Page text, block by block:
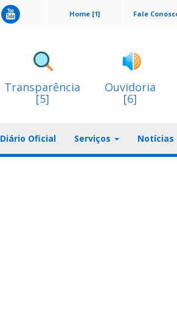
Fale
Home [1]
Transparência
[5]
Ouvidoria
[6]
Diário Oficial Serviços Notícias